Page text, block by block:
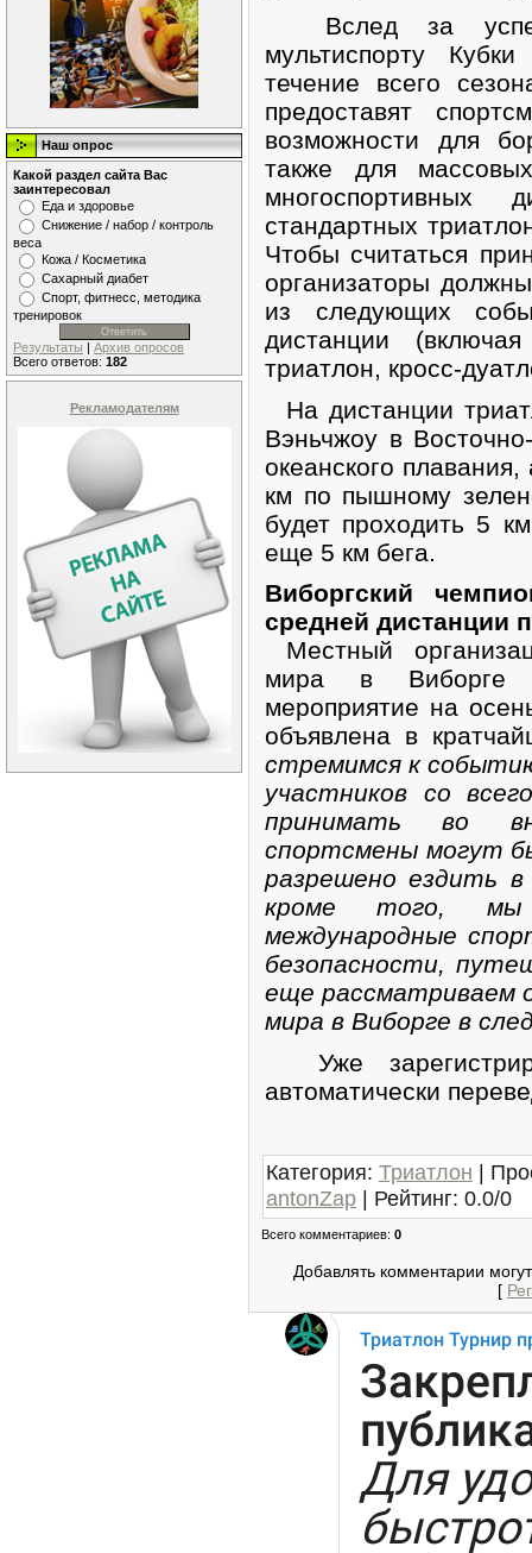
Наш опрос
Какой раздел сайта Вас
заинтересовал
Еда и здоровье
Снижение / набор / контроль
веса
Кожа / Косметика
Сахарный диабет
Спорт, фитнесс, методика
тренировок
Результаты | Архив опросов
Всего ответов: 182
Рекламодателям
Вслед за
мультиспорту
течение всего
предоставят
возможности для
также для
многоспортивных
стандартных
Чтобы считаться
организаторы
из следующих
дистанции
триатлон, кросс-
На дистанции
Вэньчжоу в
океанского
км по пышному
будет проходить 5
еще 5 км бега.
Виборгский
средней дистанции
Местный
мира в Виборге
мероприятие на
объявлена в
стремимся к
участников со
принимать во
спортсмены могут
разрешено ездить
кроме того, мы
международные
безопасности,
еще рассматриваем
мира в Виборге в
Уже
автоматически
Категория: Триатлон |
antonZap | Рейтинг: 0.0/0
Всего комментариев: 0
Добавлять комментарии
[